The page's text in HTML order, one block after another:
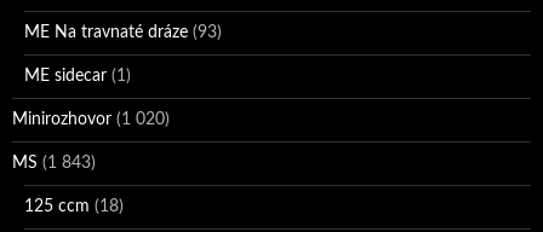
ME Na travnaté dráze (93)
ME sidecar (1)
Minirozhovor (1 020)
MS (1 843)
125 ccm (18)